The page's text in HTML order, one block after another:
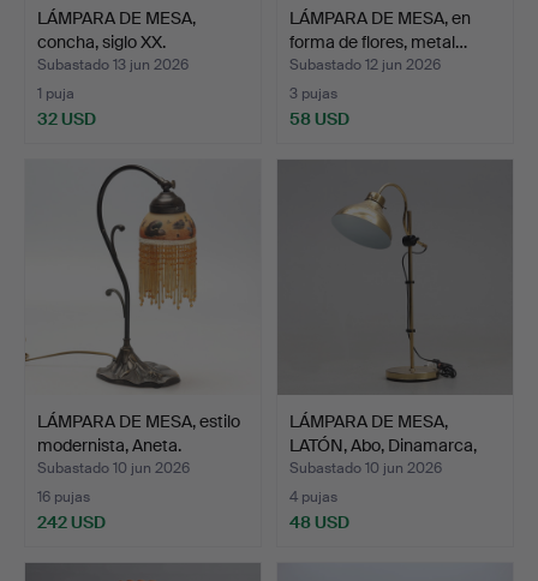
LÁMPARA DE MESA,
concha, siglo XX.
Subastado 13 jun 2026
1 puja
32 USD
LÁMPARA DE MESA, en
forma de flores, metal…
Subastado 12 jun 2026
3 pujas
58 USD
LÁMPARA DE MESA, estilo
modernista, Aneta.
Subastado 10 jun 2026
16 pujas
242 USD
LÁMPARA DE MESA,
LATÓN, Abo, Dinamarca,
me…
Subastado 10 jun 2026
4 pujas
48 USD